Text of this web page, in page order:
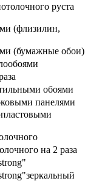
руста
(флизилин,
(бумажные обои)
обоями
панелями
на 2 раза